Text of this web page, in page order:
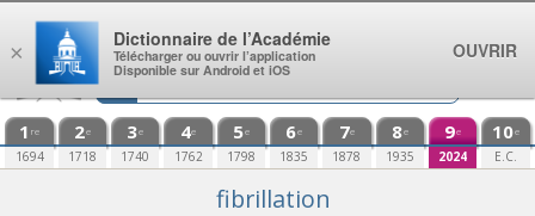
Aller au contenu
1 re
1694
2e
1718
3e
1740
4e
1762
5e
1798
6e
1835
7e
1878
8e
1935
9e
2024
10e
E.C.
fibrillation
×
Dictionnaire de l’Académie
Télécharger ou ouvrir l’application
Disponible sur Android et iOS
OUVRIR